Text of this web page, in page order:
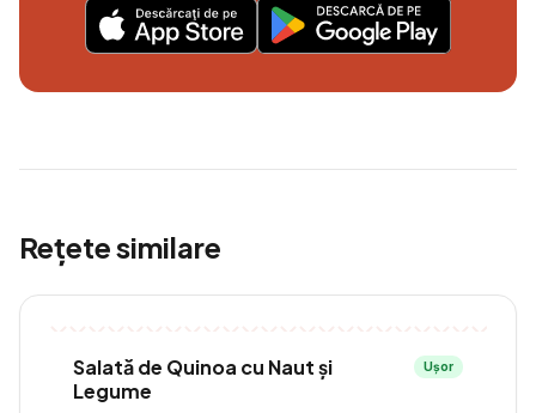
Rețete similare
Salată de Quinoa cu Naut și
Legume
Ușor